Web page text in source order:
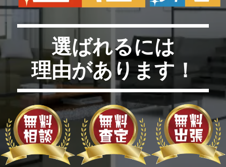
選ばれるには
理由があります！